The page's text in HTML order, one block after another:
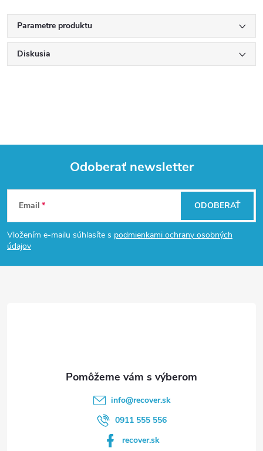
Parametre produktu
Diskusia
Z
á
p
Odoberať newsletter
Email
Vložením e-mailu súhlasíte s podmienkami ochrany osobných
údajov
ODOBERAŤ
info@recover.sk
0911 555 556
recover.sk